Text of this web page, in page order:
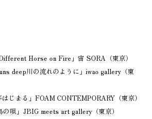
Horse on Fire」宙 SORA（東京）
deep川の流れのように」iwao gallery（東
じまる」FOAM CONTEMPORARY（東京）
唄」JBIG meets art gallery（東京）